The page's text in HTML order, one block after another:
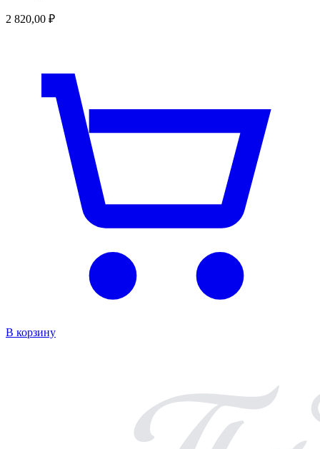
2 820,00 ₽
В корзину